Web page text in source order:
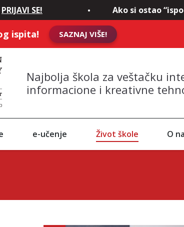
SE! Ako si ostao
ispita! SAZNAJ VIŠE!
Najbolja škola za veštačku
informacione i kreativne
e-učenje Život škole O